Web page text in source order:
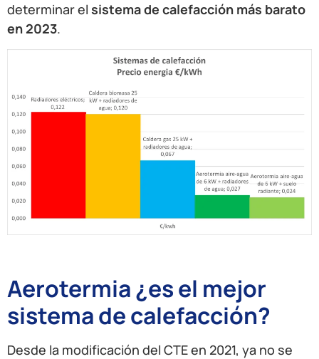
determinar el sistema de calefacción más barato
en 2023.
Aerotermia ¿es el mejor
sistema de calefacción?
Desde la modificación del CTE en 2021, ya no se